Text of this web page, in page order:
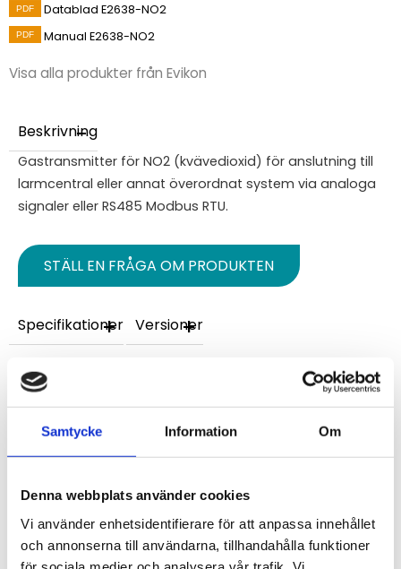
Samtycke Information Om
Denna webbplats använder cookies
Vi använder enhetsidentifierare för att anpassa innehållet
och annonserna till användarna, tillhandahålla funktioner
Datablad E2638-NO2
Manual E2638-NO2
Visa alla produkter från Evikon
Beskrivning
Gastransmitter för NO2 (kvävedioxid) för anslutning till
larmcentral eller annat överordnat system via analoga
signaler eller RS485 Modbus RTU.
STÄLL EN FRÅGA OM PRODUKTEN
Specifikationer Versioner
Omdömen